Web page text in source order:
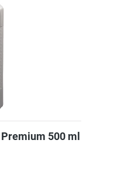
500 ml